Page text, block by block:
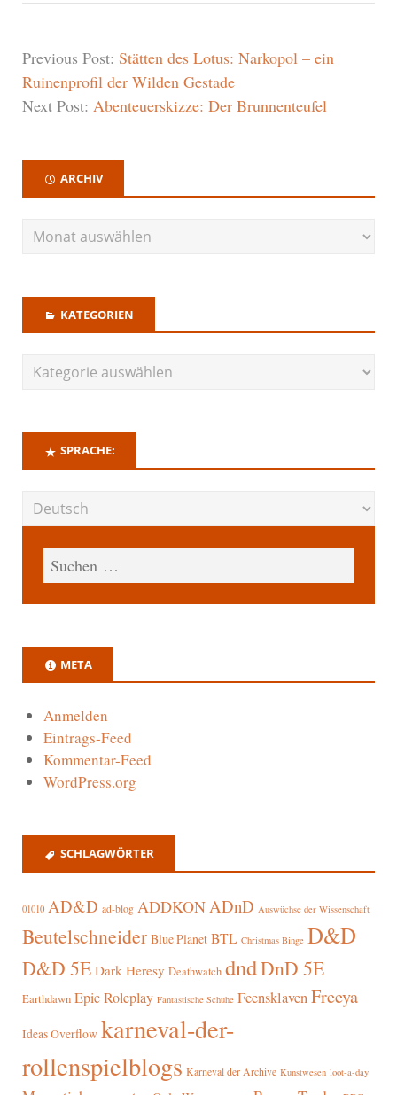
Previous Post: Stätten des Lotus: Narkopol – ein
Ruinenprofil der Wilden Gestade
Next Post: Abenteuerskizze: Der Brunnenteufel
ARCHIV
KATEGORIEN
SPRACHE:
META
Anmelden
Eintrags-Feed
Kommentar-Feed
WordPress.org
SCHLAGWÖRTER
01010 AD&D ad-blog ADDKON ADnD Auswüchse der Wissenschaft
Beutelschneider Blue Planet BTL Christmas Binge D&D
D&D 5E Dark Heresy Deathwatch dndDnD 5E
Earthdawn Epic Roleplay Fantastische Schuhe FeensklavenFreeya
Ideas Overflow karneval-der-
rollenspielblogs Karneval der Archive Kunstwesen loot-a-day